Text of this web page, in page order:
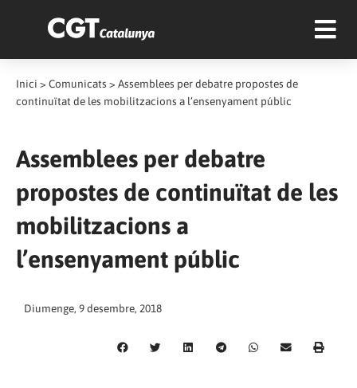
Inici > Comunicats > Assemblees per debatre propostes de
continuïtat de les mobilitzacions a l’ensenyament públic
Assemblees per debatre
propostes de continuïtat de les
mobilitzacions a
l’ensenyament públic
Diumenge, 9 desembre, 2018